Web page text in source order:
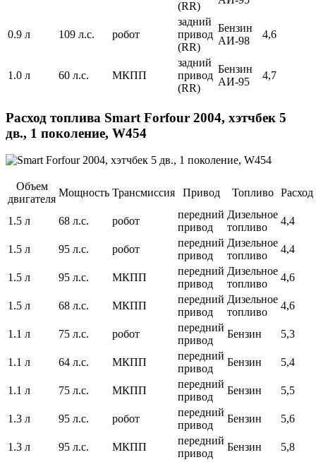
(RR)
0.9 л 109 л.с. робот
задний
привод
(RR)
Бензин
АИ-98
4,6
1.0 л 60 л.с. МКПП
задний
привод
(RR)
Бензин
АИ-95
4,7
Расход топлива Smart Forfour 2004, хэтчбек 5
дв., 1 поколение, W454
Объем
двигателя
Мощность Трансмиссия Привод Топливо Расход
1.5 л 68 л.с. робот
передний
привод
Дизельное
топливо
4,4
1.5 л 95 л.с. робот
передний
привод
Дизельное
топливо
4,4
1.5 л 95 л.с. МКПП
передний
привод
Дизельное
топливо
4,6
1.5 л 68 л.с. МКПП
передний
привод
Дизельное
топливо
4,6
1.1 л 75 л.с. робот
передний
привод
Бензин 5,3
1.1 л 64 л.с. МКПП
передний
привод
Бензин 5,4
1.1 л 75 л.с. МКПП
передний
привод
Бензин 5,5
1.3 л 95 л.с. робот
передний
привод
Бензин 5,6
1.3 л 95 л.с. МКПП
передний
привод
Бензин 5,8